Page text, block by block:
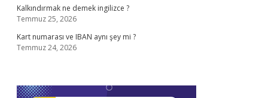
Kalkındırmak ne demek ingilizce ?
Temmuz 25, 2026
Kart numarası ve IBAN aynı şey mi ?
Temmuz 24, 2026